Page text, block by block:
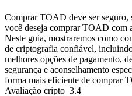
Futuros de USDT
Futuros usando USDT
Comprar TOAD deve ser seguro,
você deseja comprar TOAD com
Neste guia, mostraremos como
de criptografia confiável,
melhores opções de pagamento,
segurança e aconselhamento
forma mais eficiente de comprar
Avaliação cripto 3.4